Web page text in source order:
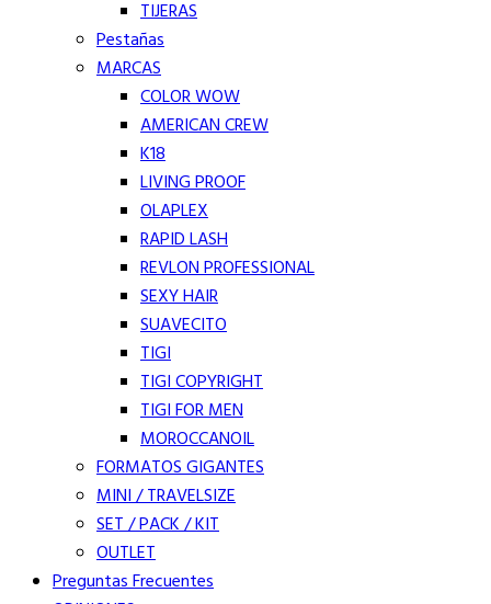
TIJERAS
Pestañas
MARCAS
COLOR WOW
AMERICAN CREW
K18
LIVING PROOF
OLAPLEX
RAPID LASH
REVLON PROFESSIONAL
SEXY HAIR
SUAVECITO
TIGI
TIGI COPYRIGHT
TIGI FOR MEN
MOROCCANOIL
FORMATOS GIGANTES
MINI / TRAVELSIZE
SET / PACK / KIT
OUTLET
Preguntas Frecuentes